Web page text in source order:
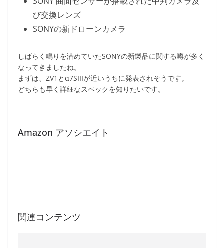
び交換レンズ
SONYの新ドローンカメラ
しばらく鳴りを潜めていたSONYの新製品に関する噂が多く
なってきましたね。
まずは、ZV1とα7SIIIが近いうちに発表されそうです。
どちらも早く詳細なスペックを知りたいです。
Amazon アソシエイト
関連コンテンツ